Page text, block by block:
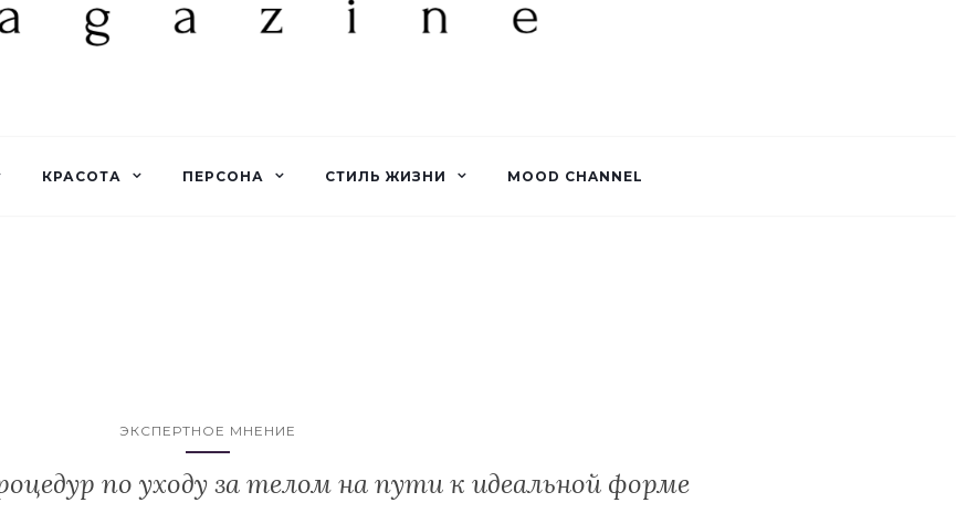
КРАСОТА ПЕРСОНА СТИЛЬ ЖИЗНИ MOOD CHANNEL
ЭКСПЕРТНОЕ МНЕНИЕ
по уходу за телом на пути к идеальной форме